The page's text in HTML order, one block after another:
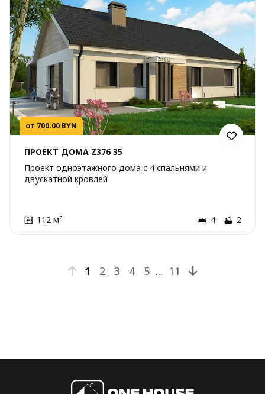
от 700.00 BYN
ПРОЕКТ ДОМА Z376 35
Проект одноэтажного дома с 4 спальнями и
двускатной кровлей
112 м² 4 2
1 2 3 4 5 ... 11